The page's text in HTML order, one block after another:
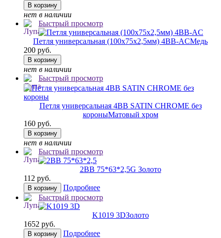
В корзину
нет в наличии
Быстрый просмотр
Петля универсальная (100х75х2,5мм) 4BB-ACМедь
200 руб.
В корзину
нет в наличии
Быстрый просмотр
Петля универсальная 4BB SATIN CHROME без
короныМатовый хром
160 руб.
В корзину
нет в наличии
Быстрый просмотр
2ВВ 75*63*2,5G Золото
112 руб.
В корзину
Подробнее
Быстрый просмотр
K1019 3DЗолото
1652 руб.
В корзину
Подробнее